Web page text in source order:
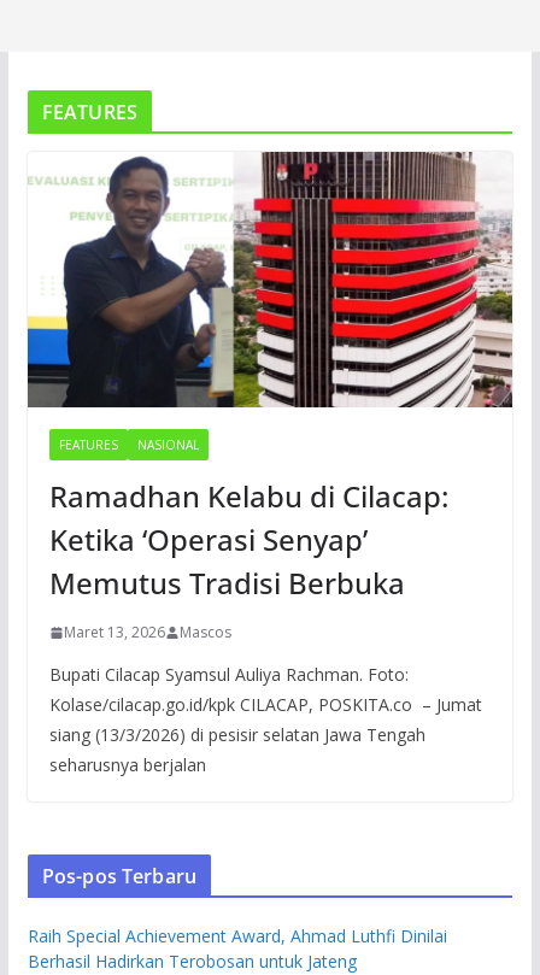
FEATURES
FEATURES NASIONAL
Ramadhan Kelabu di Cilacap:
Ketika ‘Operasi Senyap’
Memutus Tradisi Berbuka
Maret 13, 2026 Mascos
Bupati Cilacap Syamsul Auliya Rachman. Foto:
Kolase/cilacap.go.id/kpk CILACAP, POSKITA.co – Jumat
siang (13/3/2026) di pesisir selatan Jawa Tengah
seharusnya berjalan
Pos-pos Terbaru
Raih Special Achievement Award, Ahmad Luthfi Dinilai
Berhasil Hadirkan Terobosan untuk Jateng